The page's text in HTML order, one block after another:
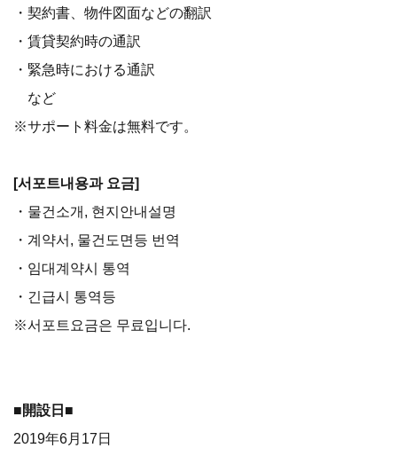
・契約書、物件図面などの翻訳
・賃貸契約時の通訳
・緊急時における通訳
など
※サポート料金は無料です。
[서포트내용과 요금]
・물건소개, 현지안내설명
・계약서, 물건도면등 번역
・임대계약시 통역
・긴급시 통역등
※서포트요금은 무료입니다.
■開設日■
2019年6月17日